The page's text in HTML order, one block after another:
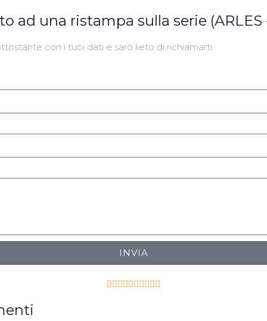
ad una ristampa sulla serie (ARLES
con i tuoi dati e sarò lieto di richiamarti.
INVIA
         